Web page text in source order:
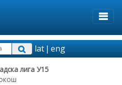
lat|eng
лига У15